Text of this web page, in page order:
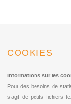
COOKIES
Informations sur les
Pour des besoins de
s’agit de petits fichiers